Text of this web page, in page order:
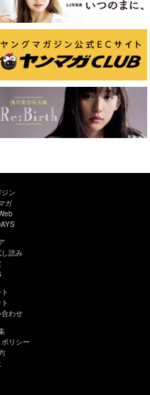
ン
ガ
読み
わせ
リシー